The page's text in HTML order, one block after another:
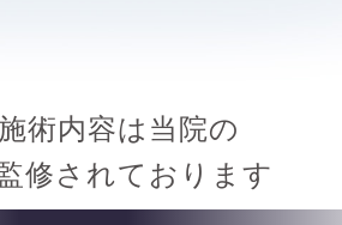
術内容は当院の
修されております